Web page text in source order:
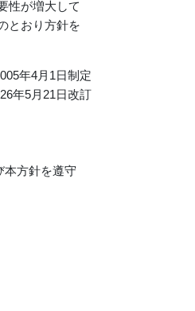
性が増大して
とおり方針を
年4月1日制定
年5月21日改訂
本方針を遵守